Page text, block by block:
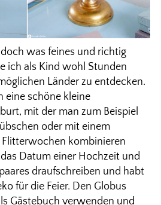
was feines und richtig
ich als Kind wohl Stunden
Länder zu entdecken.
eine schöne kleine
mit der man zum Beispiel
oder mit einem
Flitterwochen kombinieren
Datum einer Hochzeit und
draufschreiben und habt
für die Feier. Den Globus
Gästebuch verwenden und